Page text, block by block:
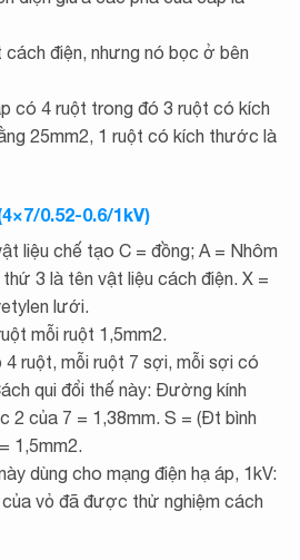
cách điện, nhưng nó bọc ở bên
có 4 ruột trong đó 3 ruột có kích
25mm2, 1 ruột có kích thước là
0.52-0.6/1kV)
liệu chế tạo C = đồng; A = Nhôm
3 là tên vật liệu cách điện. X =
lưới.
mỗi ruột 1,5mm2.
ruột, mỗi ruột 7 sợi, mỗi sợi có
qui đổi thế này: Đường kính
2 của 7 = 1,38mm. S = (Đt bình
1,5mm2.
dùng cho mạng điện hạ áp, 1kV:
vỏ đã được thử nghiệm cách